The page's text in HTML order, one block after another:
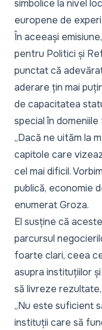
simbolice la nivel
europene de
În aceeași
pentru Politici și
punctat că
aderare țin mai
de capacitatea
special în
„Dacă ne uităm la
capitole care
cel mai dificil.
publică, economie
enumerat Groza.
El susține că
parcursul
foarte clari, ceea
asupra instituțiilor
să livreze
„Nu este suficient
instituții care să